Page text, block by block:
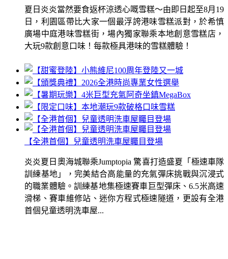
夏日炎炎當然要食返杯涼透心嘅雪糕～由即日起至8月19
日，利園區帶比大家一個最浮誇港味雪糕派對，於希慎
廣場中庭港味雪糕街，場內獨家聯乘本地創意雪糕店，
大玩9款創意口味！每款極具港味的雪糕體驗！
【全港首個】兒童透明洗車屋矚目登場
炎炎夏日奧海城聯乘Jumptopia 驚喜打造盛夏「極速車隊
訓練基地」，完美結合高能量的充氣彈床挑戰與沉浸式
的職業體驗。訓練基地集極速賽車巨型彈床、6.5米高速
滑梯、賽車維修站、迷你方程式極速隧道，更設有全港
首個兒童透明洗車屋...